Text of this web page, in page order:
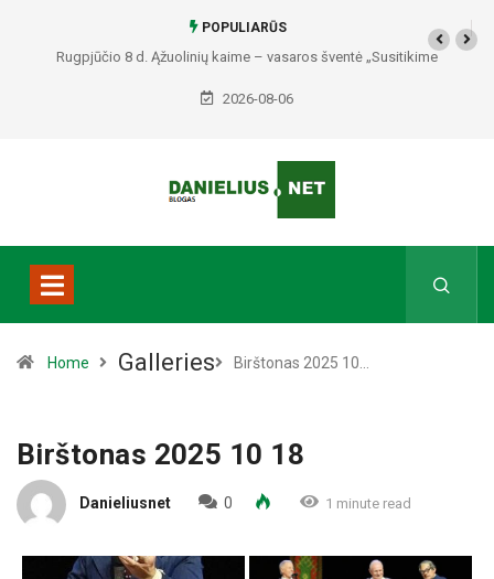
POPULIARŪS
Rugpjūčio 8 d. Ąžuolinių kaime – vasaros šventė „Susitikime
Ąžuoliniuose“
2026-08-06
Home Galleries Birštonas 2025 10…
Birštonas 2025 10 18
Danieliusnet 0 1 minute read